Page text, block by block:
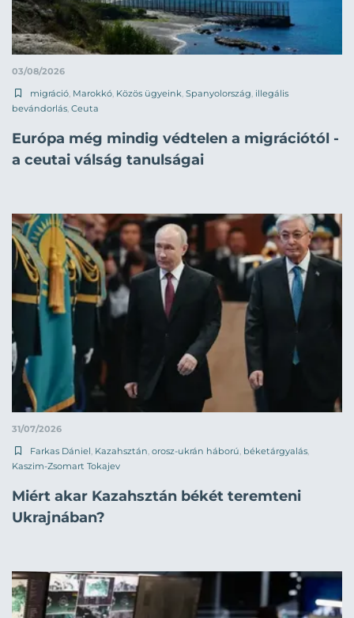
03/08/2026
migráció Marokkó Közös ügyeink Spanyolország illegális
bevándorlás Ceuta
Európa még mindig védtelen a migrációtól -
a ceutai válság tanulságai
31/07/2026
Farkas Dániel, Kazahsztán, orosz-ukrán háború, béketárgyalás,
Kaszim-Zsomart Tokajev
Miért akar Kazahsztán békét teremteni
Ukrajnában?